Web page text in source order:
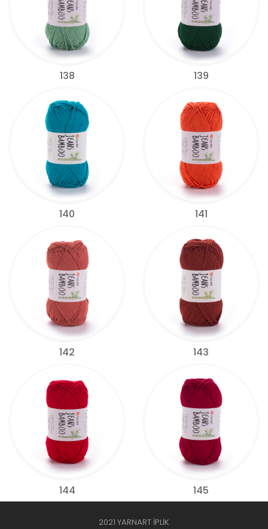
138 139
140 141
142 143
144 145
2021 YARNART İPLİK